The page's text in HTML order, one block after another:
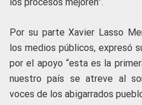
Por su parte Xavier Lasso
los medios públicos, expresó
por el apoyo “esta es la
nuestro país se atreve al
voces de los abigarrados